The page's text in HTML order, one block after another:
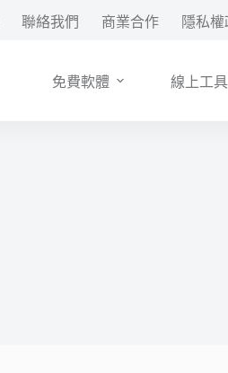
聯絡我們 商業合作 隱私
免費軟體 線上工具